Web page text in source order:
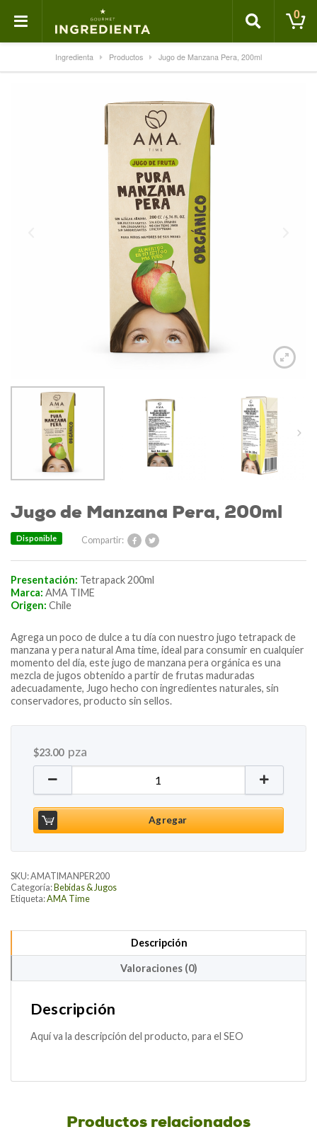
0
Ingredienta Productos Jugo de Manzana Pera, 200ml
Jugo de Manzana Pera, 200ml
Compartir:
Disponible
Presentación: Tetrapack 200ml
Marca: AMA TIME
Origen: Chile
Agrega un poco de dulce a tu día con nuestro jugo tetrapack de
manzana y pera natural Ama time, ideal para consumir en cualquier
momento del día, este jugo de manzana pera orgánica es una
mezcla de jugos obtenido a partir de frutas maduradas
adecuadamente, Jugo hecho con ingredientes naturales, sin
conservadores, producto sin sellos.
$23.00 pza
Agregar
SKU:AMATIMANPER200
Categoría: Bebidas & Jugos
Etiqueta:AMA Time
Descripción
Valoraciones (0)
Descripción
Aquí va la descripción del producto, para el SEO
Productos relacionados